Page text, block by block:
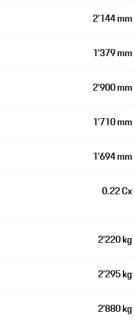
2’144 mm
1’379 mm
2’900 mm
1’710 mm
1’694 mm
0.22 Cx
2’220 kg
2’295 kg
2’880 kg